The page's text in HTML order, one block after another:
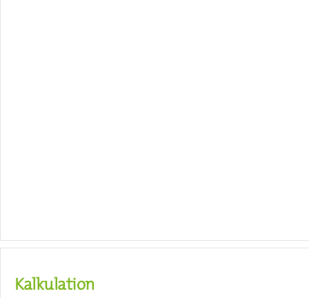
Kalkulation